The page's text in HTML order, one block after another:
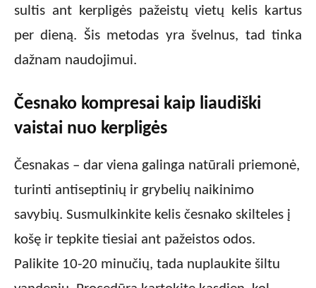
sultis ant kerpligės pažeistų vietų kelis kartus
per dieną. Šis metodas yra švelnus, tad tinka
dažnam naudojimui.
Česnako kompresai kaip liaudiški
vaistai nuo kerpligės
Česnakas – dar viena galinga natūrali priemonė,
turinti antiseptinių ir grybelių naikinimo
savybių. Susmulkinkite kelis česnako skilteles į
košę ir tepkite tiesiai ant pažeistos odos.
Palikite 10-20 minučių, tada nuplaukite šiltu